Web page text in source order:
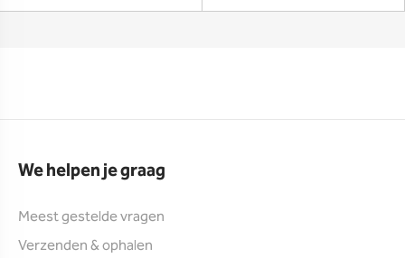
We helpen je graag
Meest gestelde vragen
Verzenden & ophalen